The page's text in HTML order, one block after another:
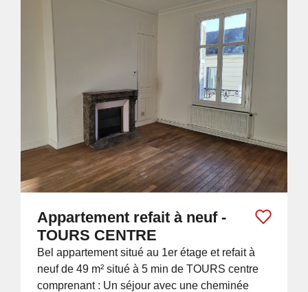
Appartement refait à neuf -
TOURS CENTRE
Bel appartement situé au 1er étage et refait à
neuf de 49 m² situé à 5 min de TOURS centre
comprenant : Un séjour avec une cheminée